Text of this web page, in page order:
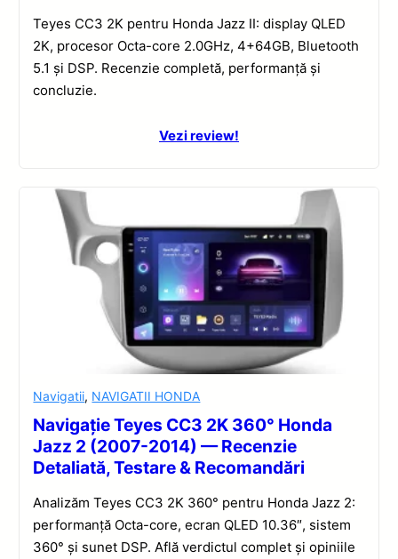
Teyes CC3 2K pentru Honda Jazz II: display QLED
2K, procesor Octa-core 2.0GHz, 4+64GB, Bluetooth
5.1 și DSP. Recenzie completă, performanță și
concluzie.
Vezi review!
Navigatii, NAVIGATII HONDA
Navigație Teyes CC3 2K 360° Honda
Jazz 2 (2007-2014) — Recenzie
Detaliată, Testare & Recomandări
Analizăm Teyes CC3 2K 360° pentru Honda Jazz 2:
performanță Octa-core, ecran QLED 10.36″, sistem
360° și sunet DSP. Află verdictul complet și opiniile